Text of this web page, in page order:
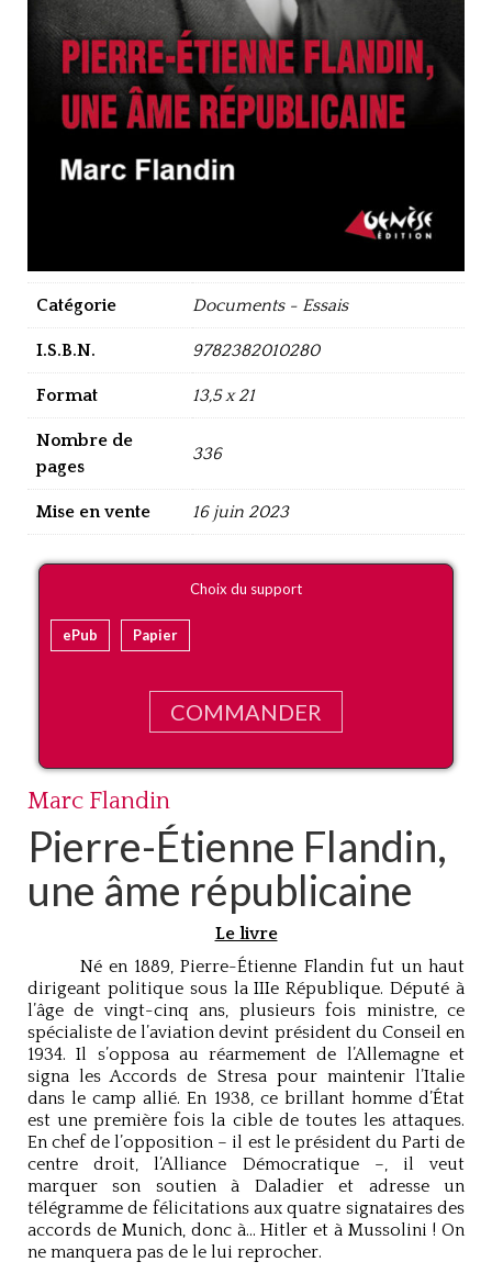
Catégorie Documents - Essais
I.S.B.N. 9782382010280
Format 13,5 x 21
Nombre de
pages
336
Mise en vente 16 juin 2023
Choix du support
ePub Papier
COMMANDER
Marc Flandin
Pierre-Étienne Flandin,
une âme républicaine
Le livre
Né en 1889, Pierre-Étienne Flandin fut un haut
dirigeant politique sous la IIIe République. Député à
l’âge de vingt-cinq ans, plusieurs fois ministre, ce
spécialiste de l’aviation devint président du Conseil en
1934. Il s’opposa au réarmement de l’Allemagne et
signa les Accords de Stresa pour maintenir l’Italie
dans le camp allié. En 1938, ce brillant homme d’État
est une première fois la cible de toutes les attaques.
En chef de l’opposition – il est le président du Parti de
centre droit, l’Alliance Démocratique –, il veut
marquer son soutien à Daladier et adresse un
télégramme de félicitations aux quatre signataires des
accords de Munich, donc à… Hitler et à Mussolini ! On
ne manquera pas de le lui reprocher.